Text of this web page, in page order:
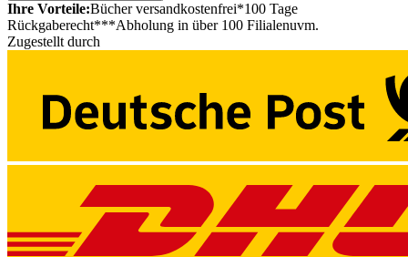
Ihre Vorteile:Bücher versandkostenfrei*100 Tage
Rückgaberecht***Abholung in über 100 Filialenuvm.
Zugestellt durch